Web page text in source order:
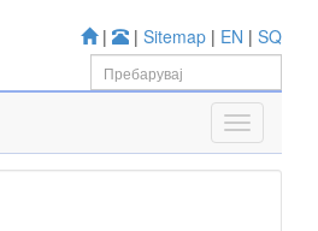
| | Sitemap | EN | SQ